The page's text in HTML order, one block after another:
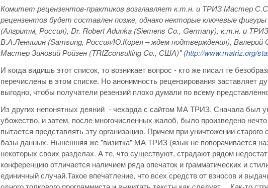
Комитет рецензентов-практиков возглавляет к.т.н. и ТРИЗ Мастер
рецензентов будет составлен позже, однако некторые ключевые
(Алгритм, Россия), Dr. Robert Adunka (Siemens Co., Germany), к.т.н. и
В.А.Леняшин (Samsung, Россия/Ю.Корея – ждем подтверждения), Валерий
Мастер Зиновий Ройзен (TRIZconsulting Co., США)" (http://www.matriz.org/
И когда видишь этот список, то возникает вопрос - кто же писал те
перечислены в этом списке. Но анонимность рецензирования заставляет
выгодно, чтобы получатели резензий плохо думали по всему
Из других непонятных деяний - чехарда с сайтом МА ТРИЗ. Сначала был
убожество, и затем, после многочисленных жалоб, было произведено
пытается представлять эту организацию. Причем при уничтожении
базы данных. Нынешняя же "визитка" МА ТРИЗ (язык не поворачивается
некоторых своих разделах. А те, что существуют, страдают рядом
конференцию отличается наличием ряда опечаток и грамматических и
единичный случай.Такое впечатление, что всех средств от взносов и